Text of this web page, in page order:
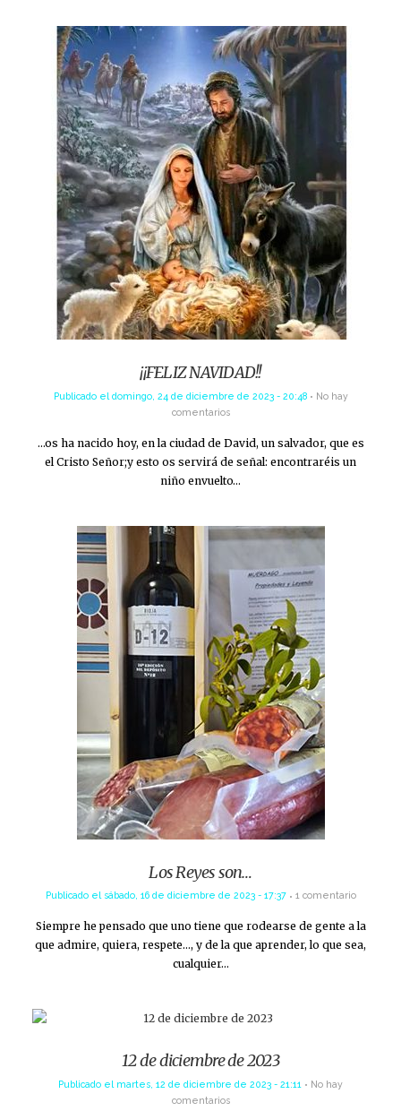
¡¡FELIZ NAVIDAD!!
Publicado el domingo, 24 de diciembre de 2023 - 20:48
No hay
comentarios
…os ha nacido hoy, en la ciudad de David, un salvador, que es
el Cristo Señor;y esto os servirá de señal: encontraréis un
niño envuelto…
Los Reyes son…
Publicado el sábado, 16 de diciembre de 2023 - 17:37 1 comentario
Siempre he pensado que uno tiene que rodearse de gente a la
que admire, quiera, respete…, y de la que aprender, lo que sea,
cualquier…
12 de diciembre de 2023
Publicado el martes, 12 de diciembre de 2023 - 21:11
No hay
comentarios